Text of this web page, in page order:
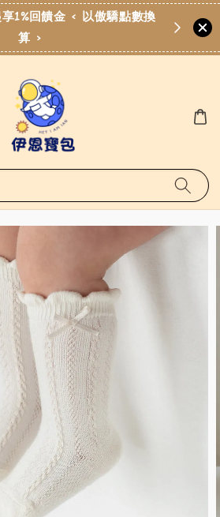
1%回饋金 < 以傲驕點數換
算 >